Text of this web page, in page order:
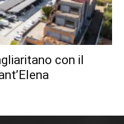
con il